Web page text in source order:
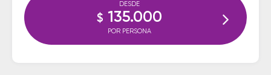
DESDE
$ 135.000
POR PERSONA